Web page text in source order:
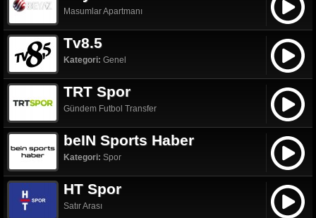
Masumlar Apartmanı
Tv8.5
Kategori: Genel
TRT Spor
Gündem Futbol Transfer
beIN Sports Haber
Kategori: Spor
HT Spor
Satır Arası